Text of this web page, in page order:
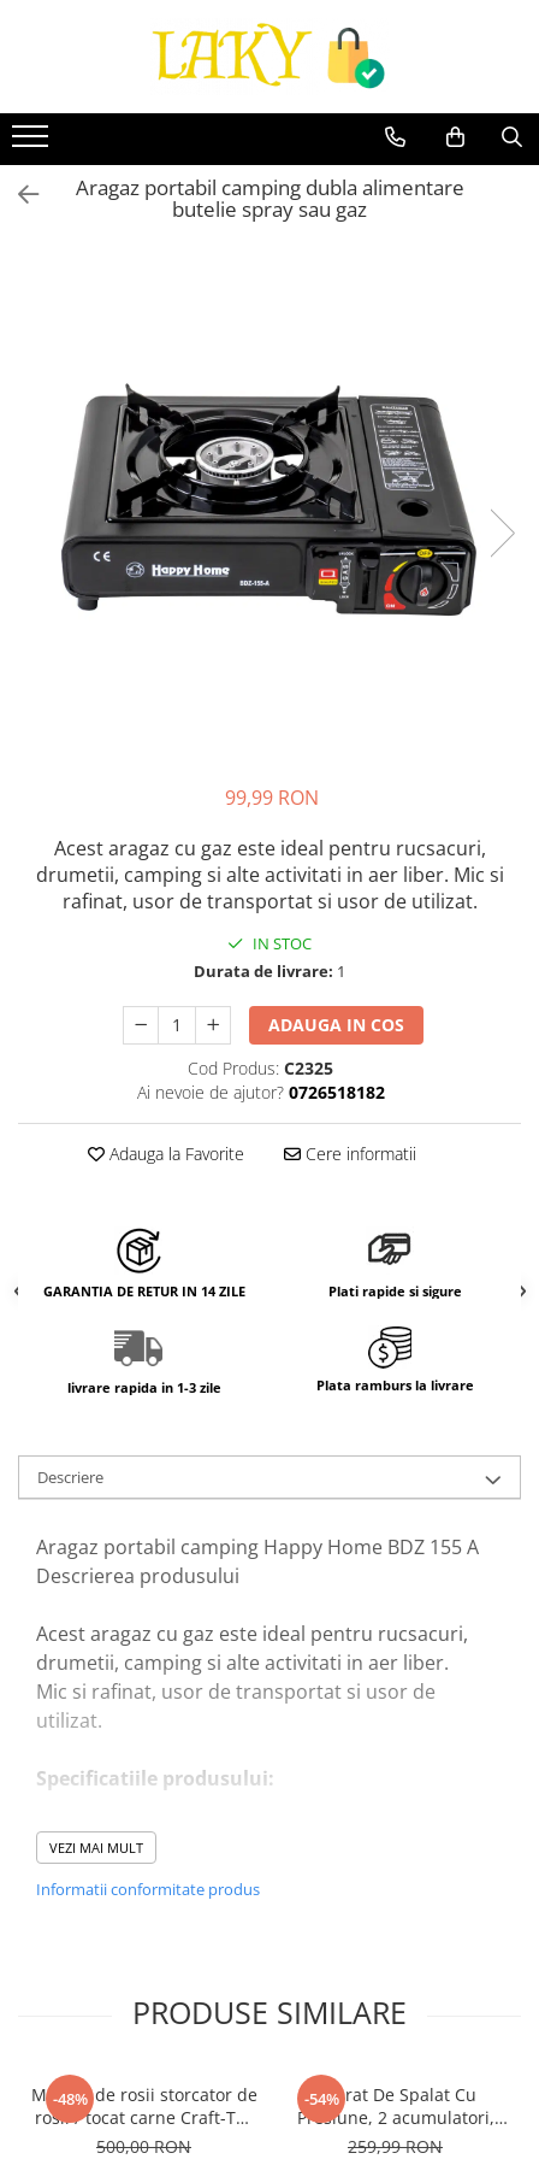
Toate Produsele
Îngrijire personală & Cosmetice
Casă & Grădină
Diverse
Accesorii telefoane & Gadgeturi
Electrocasnice & Electronice
Accesorii auto
Divertisment
Truse, Scule de mana si unelte
Lumea copiilor
Pet Shop
Auto, Moto, Vehicule Electrice
Componente IT
Aragaz portabil camping dubla alimentare
butelie spray sau gaz
99,99 RON
Acest aragaz cu gaz este ideal pentru rucsacuri,
drumetii, camping si alte activitati in aer liber. Mic si
rafinat, usor de transportat si usor de utilizat.
IN STOC
Durata de livrare: 1
ADAUGA IN COS
Cod Produs: C2325
Ai nevoie de ajutor? 0726518182
Adauga la Favorite Cere informatii
GARANTIA DE RETUR IN 14 ZILE Plati rapide si sigure
livrare rapida in 1-3 zile Plata ramburs la livrare
Descriere
Aragaz portabil camping Happy Home BDZ 155 A
Descrierea produsului
Acest aragaz cu gaz este ideal pentru rucsacuri,
drumetii, camping si alte activitati in aer liber.
Mic si rafinat, usor de transportat si usor de
utilizat.
Specificatiile produsului:
Metoda de aprindere: aprindere electronica sub
presiune
Consumul de gaz butan: 90-150 g / h
1. Soba cu gaz utilizeaza un rezervor de gaz
casetat, compact si usor si are o cutie din plastic
VEZI MAI MULT
Informatii conformitate produs
PRODUSE SIMILARE
-48%
Masina de rosii storcator de
rosii / tocat carne Craft-Tec
Neagra 3800W, Accesorii
500,00 RON
-54%
Aparat De Spalat Cu
Presiune, 2 acumulatori,
48V, Pistol cu 3 moduri, 30
259,99 RON